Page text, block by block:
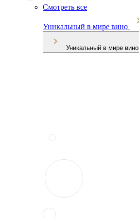
Смотреть все
Уникальный в мире вино
Уникальный в мире вино